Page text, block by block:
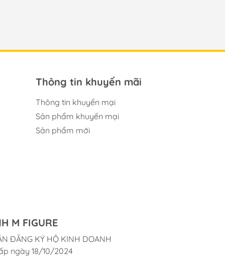
Thông tin khuyến mãi
Thông tin khuyến mại
Sản phẩm khuyến mại
Sản phẩm mới
M FIGURE
ĐĂNG KÝ HỘ KINH DOANH
ngày 18/10/2024